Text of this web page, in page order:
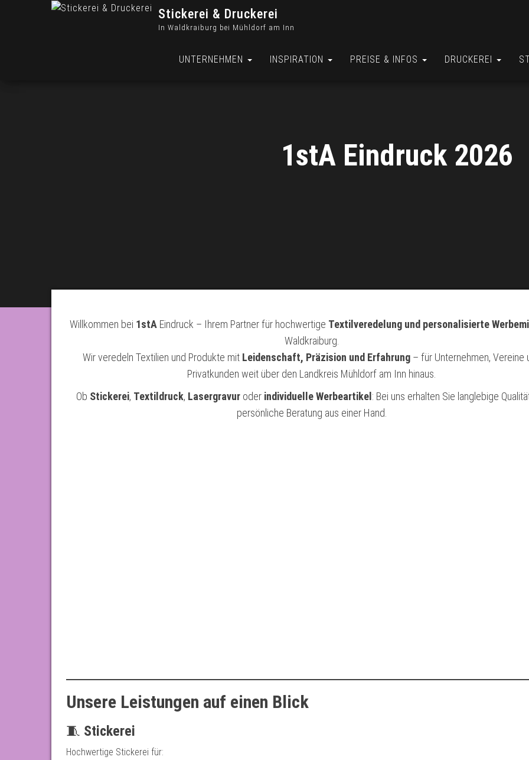
Stickerei & Druckerei
In Waldkraiburg bei Mühldorf am Inn
UNTERNEHMEN INSPIRATION PREISE & INFOS DRUCKEREI
1stA Eindruck 2026
Willkommen bei 1stA Eindruck – Ihrem Partner für hochwertige Textilveredelung und personalisierte
Waldkraiburg.
Wir veredeln Textilien und Produkte mit Leidenschaft, Präzision und Erfahrung– für Unternehmen, Vereine
Privatkunden weit über den Landkreis Mühldorf am Inn hinaus.
Ob Stickerei, Textildruck, Lasergravuroder individuelle Werbeartikel : Bei uns erhalten Sie langlebige
persönliche Beratung aus einer Hand.
Unsere Leistungen auf einen Blick
🧵 Stickerei
Hochwertige Stickerei für: